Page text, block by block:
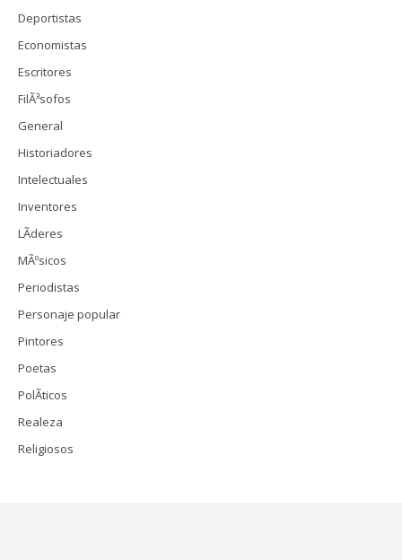
Deportistas
Economistas
Escritores
FilÃ³sofos
General
Historiadores
Intelectuales
Inventores
LÃ­deres
MÃºsicos
Periodistas
Personaje popular
Pintores
Poetas
PolÃ­ticos
Realeza
Religiosos